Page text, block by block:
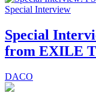
Special Interview
Special
from EXILE
DACO